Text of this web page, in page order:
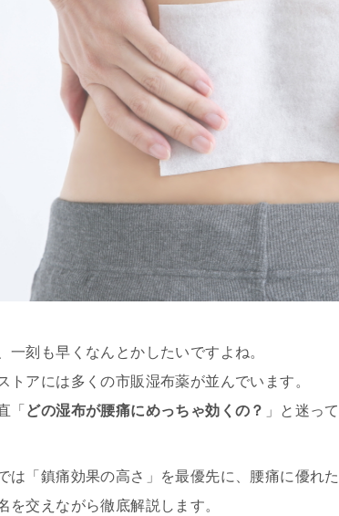
一刻も早くなんとかしたいですよね。
トアには多くの市販湿布薬が並んでいます。
「 どの湿布が腰痛にめっちゃ効くの？ 」と迷っ
は「鎮痛効果の高さ」を最優先に、腰痛に優れ
を交えながら徹底解説します。